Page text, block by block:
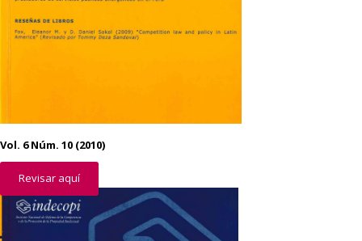
Vol. 6 Núm. 10 (2010)
Revisar aquí